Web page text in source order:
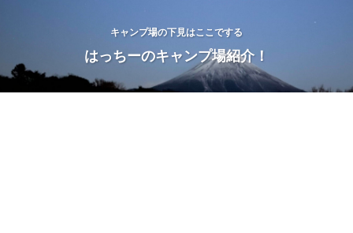
キャンプ場の下見はここでする
はっちーのキャンプ場紹介！